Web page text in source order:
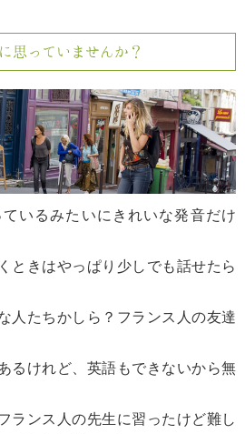
思っていませんか？
いるみたいにきれいな発音だけ
ときはやっぱり少しでも話せたら
人たちかしら？フランス人の友達
るけれど、英語もできないから無
ランス人の先生に習ったけど難し